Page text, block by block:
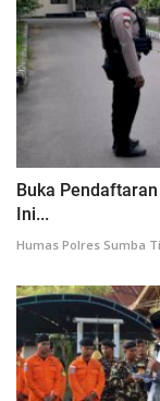
Buka
Ini...
Humas Polres Sumba